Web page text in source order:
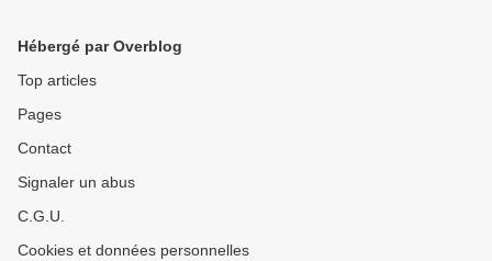
Hébergé par Overblog
Top articles
Pages
Contact
Signaler un abus
C.G.U.
Cookies et données personnelles